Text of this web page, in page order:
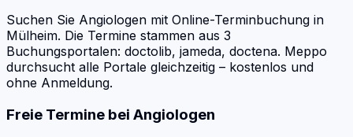
Suchen Sie Angiologen mit Online-Terminbuchung in
Mülheim. Die Termine stammen aus 3
Buchungsportalen: doctolib, jameda, doctena. Meppo
durchsucht alle Portale gleichzeitig – kostenlos und
ohne Anmeldung.
Freie Termine bei Angiologen